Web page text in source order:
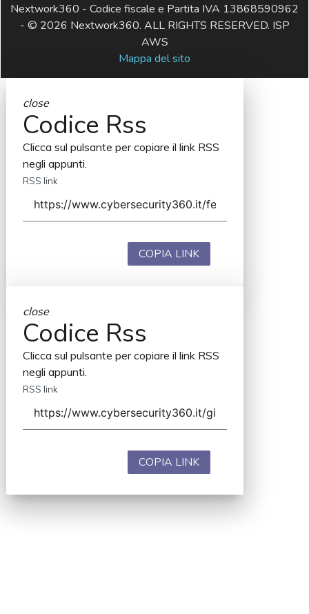
Nextwork360 - Codice fiscale e Partita IVA 13868590962
- © 2026 Nextwork360. ALL RIGHTS RESERVED. ISP
AWS
Mappa del sito
close
Codice Rss
Clicca sul pulsante per copiare il link RSS
negli appunti.
RSS link
COPIA LINK
close
Codice Rss
Clicca sul pulsante per copiare il link RSS
negli appunti.
RSS link
COPIA LINK